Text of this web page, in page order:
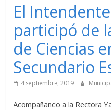
El
participó de
de Ciencias
Secundario
4 septiembre, 2019
Acompañando a la Rectora